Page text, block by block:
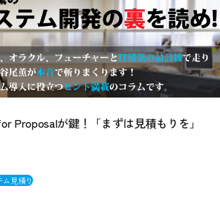
Proposalが鍵！「まずは見積もりを」
ム見積り